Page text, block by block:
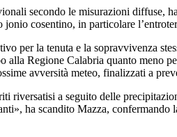
secondo le misurazioni
cosentino, in particolare
per la tenuta e la sopravvivenza
Regione Calabria quanto meno
avversità meteo, finalizzati a
a seguito delle
ha scandito Mazza,